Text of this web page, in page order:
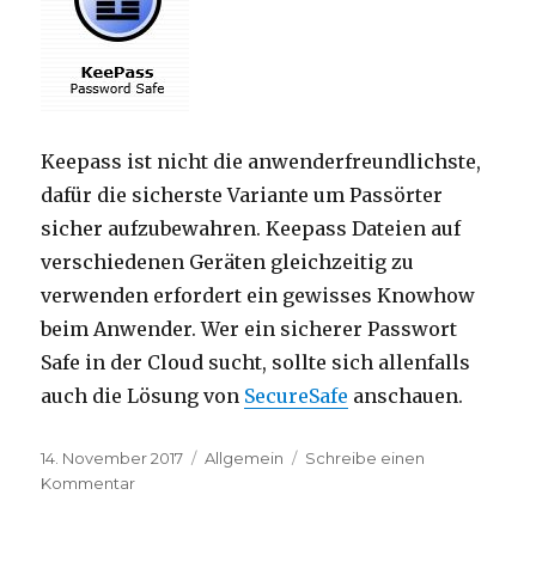
Keepass ist nicht die anwenderfreundlichste,
dafür die sicherste Variante um Passörter
sicher aufzubewahren. Keepass Dateien auf
verschiedenen Geräten gleichzeitig zu
verwenden erfordert ein gewisses Knowhow
beim Anwender. Wer ein sicherer Passwort
Safe in der Cloud sucht, sollte sich allenfalls
auch die Lösung von SecureSafe anschauen.
Veröffentlicht
am
14. November 2017 Kategorien
Allgemein
Schreibe einen
Kommentar